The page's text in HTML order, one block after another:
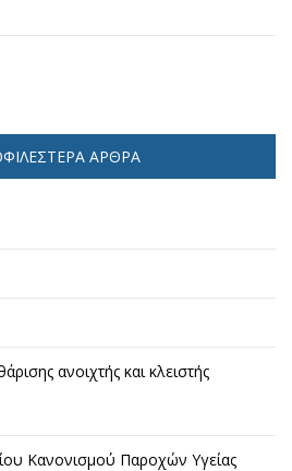
ΆΡΘΡΑ
ανοιχτής και κλειστής
Κανονισμού Παροχών Υγείας